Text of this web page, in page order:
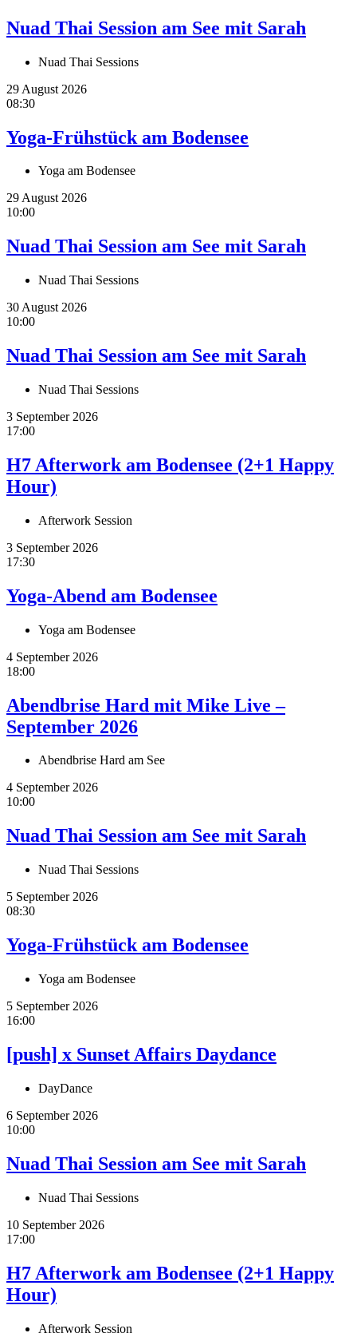
Nuad Thai Session am See mit Sarah
Nuad Thai Sessions
29 August 2026
08:30
Yoga-Frühstück am Bodensee
Yoga am Bodensee
29 August 2026
10:00
Nuad Thai Session am See mit Sarah
Nuad Thai Sessions
30 August 2026
10:00
Nuad Thai Session am See mit Sarah
Nuad Thai Sessions
3 September 2026
17:00
H7 Afterwork am Bodensee (2+1 Happy
Hour)
Afterwork Session
3 September 2026
17:30
Yoga-Abend am Bodensee
Yoga am Bodensee
4 September 2026
18:00
Abendbrise Hard mit Mike Live –
September 2026
Abendbrise Hard am See
4 September 2026
10:00
Nuad Thai Session am See mit Sarah
Nuad Thai Sessions
5 September 2026
08:30
Yoga-Frühstück am Bodensee
Yoga am Bodensee
5 September 2026
16:00
[push] x Sunset Affairs Daydance
DayDance
6 September 2026
10:00
Nuad Thai Session am See mit Sarah
Nuad Thai Sessions
10 September 2026
17:00
H7 Afterwork am Bodensee (2+1 Happy
Hour)
Afterwork Session